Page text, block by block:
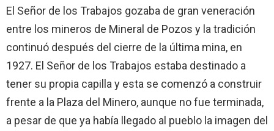
El Señor de los Trabajos gozaba de gran veneración
entre los mineros de Mineral de Pozos y la tradición
continuó después del cierre de la última mina, en
1927. El Señor de los Trabajos estaba destinado a
tener su propia capilla y esta se comenzó a construir
frente a la Plaza del Minero, aunque no fue terminada,
a pesar de que ya había llegado al pueblo la imagen del